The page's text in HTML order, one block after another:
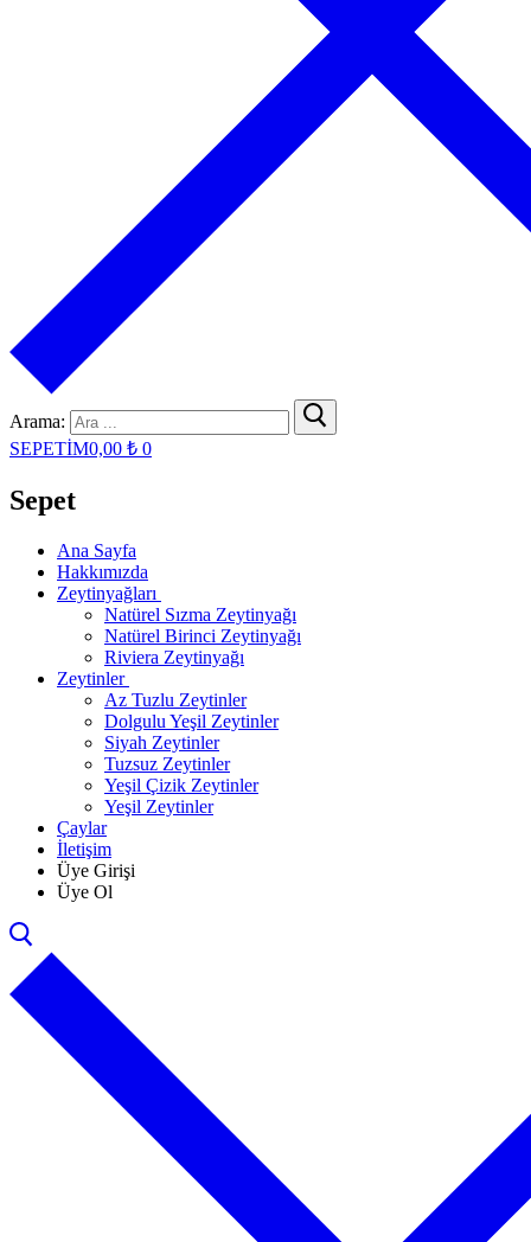
Arama:
SEPETİM0,00 ₺ 0
Sepet
Ana Sayfa
Hakkımızda
Zeytinyağları
Natürel Sızma Zeytinyağı
Natürel Birinci Zeytinyağı
Riviera Zeytinyağı
Zeytinler
Az Tuzlu Zeytinler
Dolgulu Yeşil Zeytinler
Siyah Zeytinler
Tuzsuz Zeytinler
Yeşil Çizik Zeytinler
Yeşil Zeytinler
Çaylar
İletişim
Üye Girişi
Üye Ol